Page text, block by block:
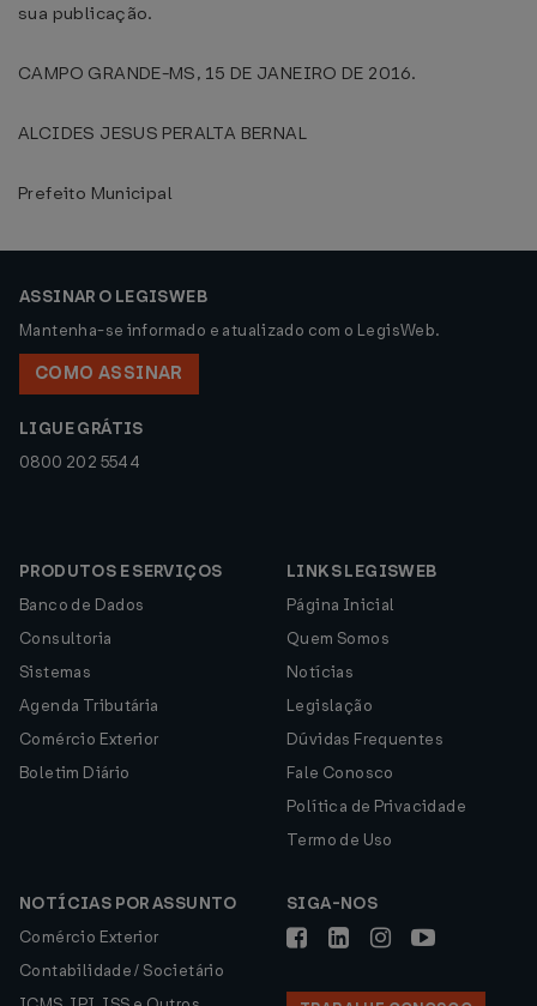
sua publicação.
CAMPO GRANDE-MS, 15 DE JANEIRO DE 2016.
ALCIDES JESUS PERALTA BERNAL
Prefeito Municipal
ASSINAR O LEGISWEB
Mantenha-se informado e atualizado com o LegisWeb.
COMO ASSINAR
LIGUE GRÁTIS
0800 202 5544
PRODUTOS E SERVIÇOS
Banco de Dados
Consultoria
Sistemas
Agenda Tributária
Comércio Exterior
Boletim Diário
LINKS LEGISWEB
Página Inicial
Quem Somos
Notícias
Legislação
Dúvidas Frequentes
Fale Conosco
Política de Privacidade
Termo de Uso
NOTÍCIAS POR ASSUNTO
Comércio Exterior
Contabilidade / Societário
SIGA-NOS